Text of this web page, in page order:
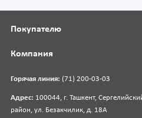
Горячая линия: (71) 200-03-03
Адрес: 100044, г. Ташкент,
район, ул. Безакчилик, д. 18А
Покупателю
Компания